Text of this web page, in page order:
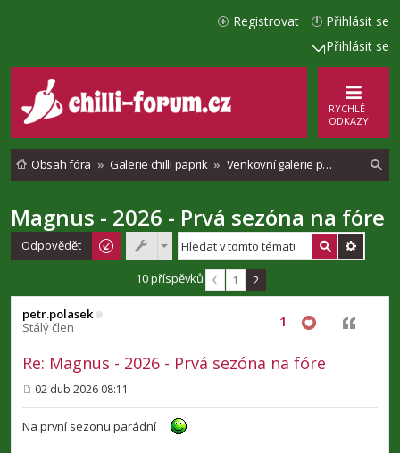
Přihlásit se
Přihlásit se
Registrovat
RYCHLÉ
ODKAZY
Obsah fóra Galerie chilli paprik Venkovní galerie pěstování chilli
l
Magnus - 2026 - Prvá sezóna na fóre
Odpovědět
10 příspěvků 1 2
petr.polasek
Stálý člen
Re: Magnus - 2026 - Prvá sezóna na fóre
1 Citovat
ř
í
02 dub 2026 08:11
Na první sezonu parádní